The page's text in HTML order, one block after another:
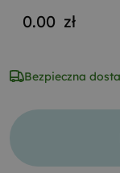
0.00 zł
Bezpieczna